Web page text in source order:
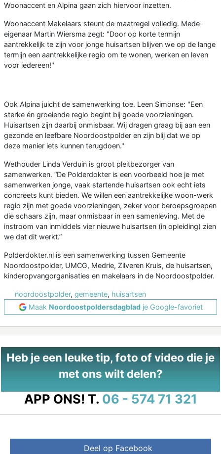
Woonaccent en Alpina gaan zich hiervoor inzetten.
Woonaccent Makelaars steunt de maatregel volledig. Mede-
eigenaar Martin Wiersma zegt: "Door op korte termijn
aantrekkelijk te zijn voor jonge huisartsen blijven we op de lange
termijn een aantrekkelijke regio om te wonen, werken en leven
voor iedereen!"
Ook Alpina juicht de samenwerking toe. Leen Simonse: "Een
sterke én groeiende regio begint bij goede voorzieningen.
Huisartsen zijn daarbij onmisbaar. Wij dragen graag bij aan een
gezonde en leefbare Noordoostpolder en zijn blij dat we op
deze manier iets kunnen terugdoen."
Wethouder Linda Verduin is groot pleitbezorger van
samenwerken. “De Polderdokter is een voorbeeld hoe je met
samenwerken jonge, vaak startende huisartsen ook echt iets
concreets kunt bieden. We willen een aantrekkelijke woon-werk
regio zijn met goede voorzieningen, zeker voor beroepsgroepen
die schaars zijn, maar onmisbaar in een samenleving. Met de
instroom van inmiddels vier nieuwe huisartsen (in opleiding) zien
we dat dit werkt.”
Polderdokter.nl is een samenwerking tussen Gemeente
Noordoostpolder, UMCG, Medrie, Zilveren Kruis, de huisartsen,
kinderopvangorganisaties en makelaars in de Noordoostpolder.
noordoostpolder, gemeente, huisartsen
Maak Noordoostpoldersdagbladje Google-favoriet
Heb je een leuke tip, foto of video die je
met ons wilt delen?
APP ONS! T. 06 - 574 71 321
Deel op Facebook